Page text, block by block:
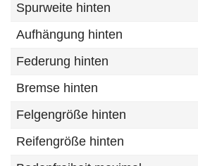
Spurweite hinten
Aufhängung hinten
Federung hinten
Bremse hinten
Felgengröße hinten
Reifengröße hinten